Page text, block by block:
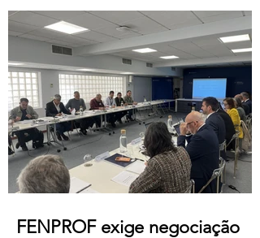
17 horas. No dia seguinte, a FENPROF
realiza o habitual plenário online de
esclarecimento aos professores e
educadores. Para aceder ao plenário,
basta clicar no link a partir das 17 horas de
sexta-feira, dia 7 de agosto:
https://us06web.zoom.us/j/85736793433
FENPROF exige negociação